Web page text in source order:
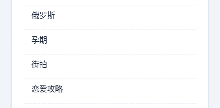
鉴
俄罗斯
孕期
街拍
恋爱攻略